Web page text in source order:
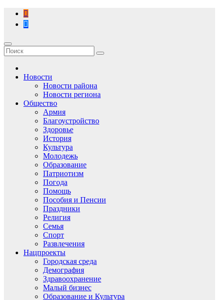
Перейти
содержимому
Новости
Новости района
Новости региона
Общество
Армия
Благоустройство
Здоровье
История
Культура
Молодежь
Образование
Патриотизм
Погода
Помощь
Пособия и Пенсии
Праздники
Религия
Семья
Спорт
Развлечения
Нацпроекты
Городская среда
Демография
Здравоохранение
Малый бизнес
Образование и Культура